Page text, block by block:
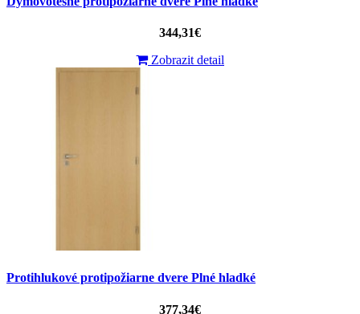
344,31€
Zobrazit detail
Protihlukové protipožiarne dvere Plné hladké
377,34€